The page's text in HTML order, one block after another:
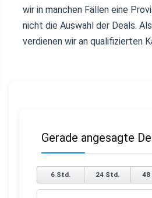
wir in manchen Fällen eine
nicht die Auswahl der Deals.
verdienen wir an qualifizierten
Gerade angesagte
6 Std. 24 Std. 48